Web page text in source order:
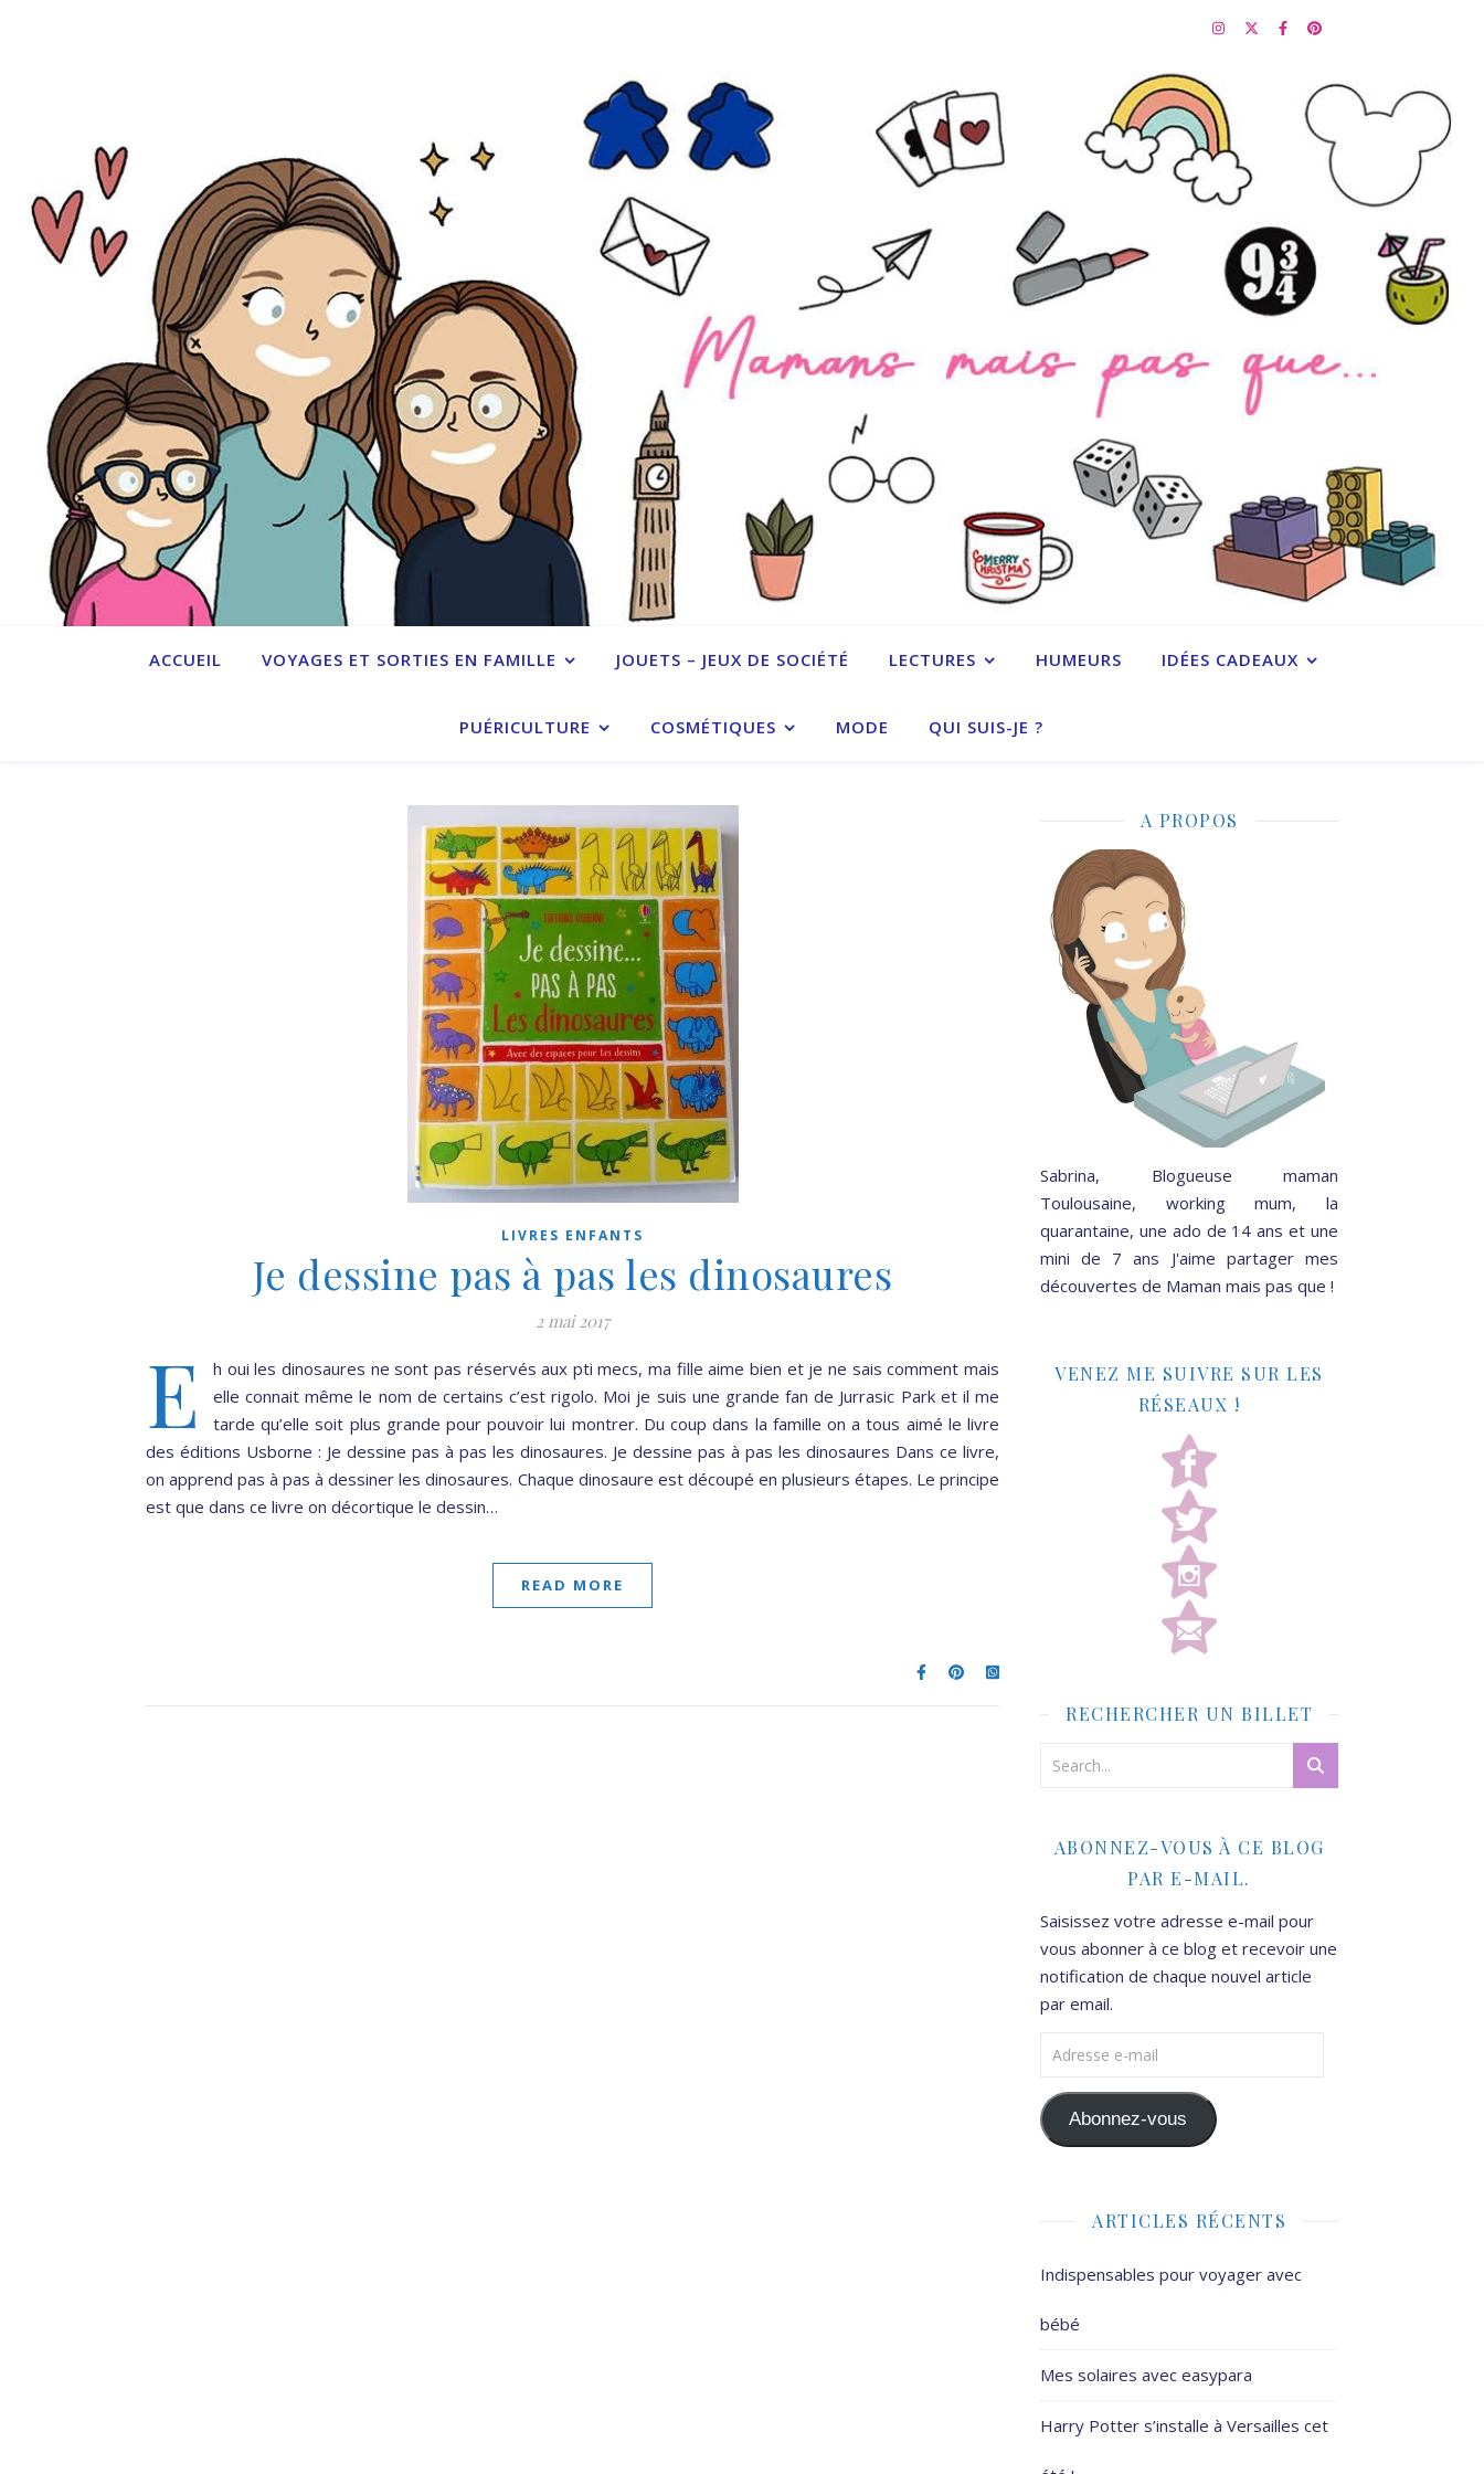
ACCUEIL VOYAGES ET SORTIES EN FAMILLE JOUETS – JEUX DE SOCIÉTÉ LECTURES HUMEURS IDÉES CADEAUX
PUÉRICULTURE COSMÉTIQUES MODE QUI SUIS-JE ?
LIVRES ENFANTS
Je dessine pas à pas les dinosaures
2 mai 2017
E
h oui les dinosaures ne sont pas réservés aux pti mecs, ma fille aime bien et je ne sais comment mais
elle connait même le nom de certains c’est rigolo. Moi je suis une grande fan de Jurrasic Park et il me
tarde qu’elle soit plus grande pour pouvoir lui montrer. Du coup dans la famille on a tous aimé le livre
des éditions Usborne : Je dessine pas à pas les dinosaures. Je dessine pas à pas les dinosaures Dans ce livre,
on apprend pas à pas à dessiner les dinosaures. Chaque dinosaure est découpé en plusieurs étapes. Le principe
est que dans ce livre on décortique le dessin…
READ MORE
A PROPOS
Sabrina, Blogueuse maman
Toulousaine, working mum, la
quarantaine, une ado de 14 ans et une
mini de 7 ans J'aime partager mes
découvertes de Maman mais pas que !
VENEZ ME SUIVRE SUR LES
RÉSEAUX !
RECHERCHER UN BILLET
ABONNEZ-VOUS À CE BLOG
PAR E-MAIL.
Saisissez votre adresse e-mail pour
vous abonner à ce blog et recevoir une
notification de chaque nouvel article
par email.
Adresse e-mail
Abonnez-vous
ARTICLES RÉCENTS
Indispensables pour voyager avec
bébé
Mes solaires avec easypara
Harry Potter s’installe à Versailles cet